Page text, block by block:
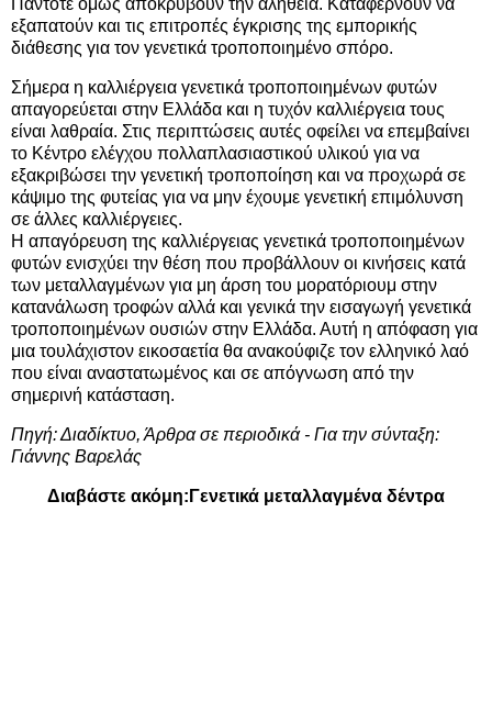
Πάντοτε όμως αποκρύβουν την αλήθεια. Καταφέρνουν να
εξαπατούν και τις επιτροπές έγκρισης της εμπορικής
διάθεσης για τον γενετικά τροποποιημένο σπόρο.
Σήμερα η καλλιέργεια γενετικά τροποποιημένων φυτών
απαγορεύεται στην Ελλάδα και η τυχόν καλλιέργεια τους
είναι λαθραία. Στις περιπτώσεις αυτές οφείλει να επεμβαίνει
το Κέντρο ελέγχου πολλαπλασιαστικού υλικού για να
εξακριβώσει την γενετική τροποποίηση και να προχωρά σε
κάψιμο της φυτείας για να μην έχουμε γενετική επιμόλυνση
σε άλλες καλλιέργειες.
Η απαγόρευση της καλλιέργειας γενετικά τροποποιημένων
φυτών ενισχύει την θέση που προβάλλουν οι κινήσεις κατά
των μεταλλαγμένων για μη άρση του μορατόριουμ στην
κατανάλωση τροφών αλλά και γενικά την εισαγωγή γενετικά
τροποποιημένων ουσιών στην Ελλάδα. Αυτή η απόφαση για
μια τουλάχιστον εικοσαετία θα ανακούφιζε τον ελληνικό λαό
που είναι αναστατωμένος και σε απόγνωση από την
σημερινή κατάσταση.
Πηγή: Διαδίκτυο, Άρθρα σε περιοδικά - Για την σύνταξη:
Γιάννης Βαρελάς
Διαβάστε ακόμη: Γενετικά μεταλλαγμένα δέντρα